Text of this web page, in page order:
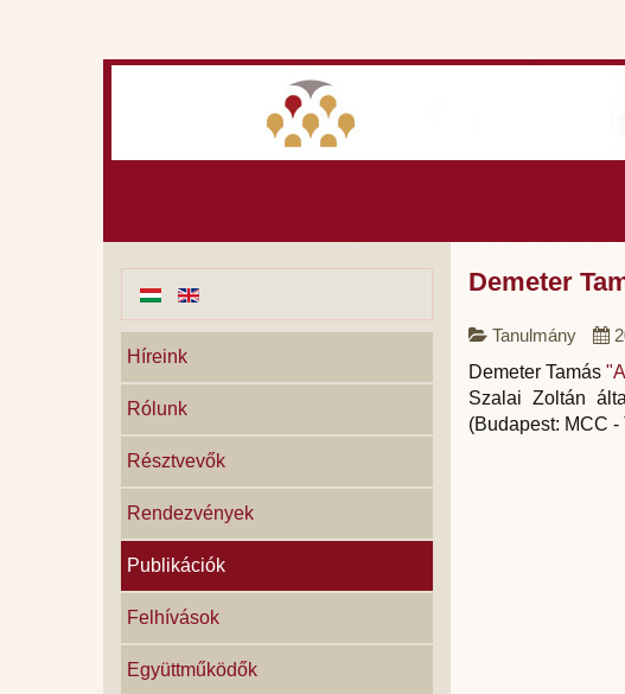
Demeter
Tanulmány
Demeter Tamás
Szalai Zoltán
(Budapest: MCC
Híreink
Rólunk
Résztvevők
Rendezvények
Publikációk
Felhívások
Együttműködők